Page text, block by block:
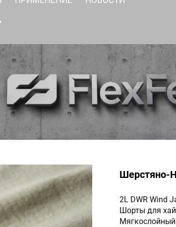
Шерстяно-
2L DWR Wind
Шорты для